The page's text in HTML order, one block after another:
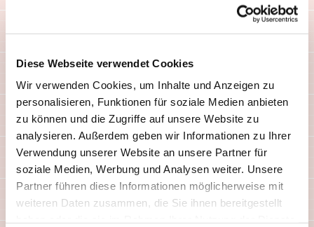
Diese Webseite verwendet Cookies
Wir verwenden Cookies, um Inhalte und Anzeigen zu
personalisieren, Funktionen für soziale Medien anbieten
zu können und die Zugriffe auf unsere Website zu
analysieren. Außerdem geben wir Informationen zu Ihrer
Verwendung unserer Website an unsere Partner für
soziale Medien, Werbung und Analysen weiter. Unsere
Partner führen diese Informationen möglicherweise mit
weiteren Daten zusammen, die Sie ihnen bereitgestellt
Celsius. In den USA gibt man die Temperatur in
Fahrenheit (°F) an. Auf der Fahrenheit-Skala
liegt der Gefrierpunkt von Wasser (0 °C) bei
32°F, die Körpertemperatur des Menschen (37
°C) bei 96 °F. Die Temperaturen lassen sich also
im Kopf nicht so einfach von der einen in die
andere Einheit umrechnen. Viele Thermometer
haben deshalb zwei Skalen nebeneinander,
eine für °C und eine für °F.